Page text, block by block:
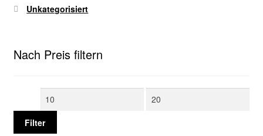
Unkategorisiert
Nach Preis filtern
Min.
Max.
Filter